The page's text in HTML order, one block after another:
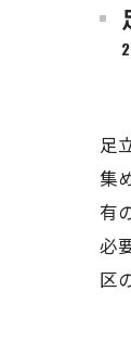
足
集
有
必
区